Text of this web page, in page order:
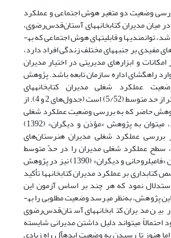
وضعیت دو متغیر هوش اجتماعی و عملکرد
در میان مدیران کتابخانه­های آستان‌قدس‌رضوی،
انجام شد. چنانکه بیان شد، توانمندی­ها و قابلیت­های هوش اجتماعی که به­
مفیدی بر جنبه­های مختلف زندگی افراد دارد،
امکانات و ابزارهای مدیریتی در اختیار مدیران
راهگشای اداره سازمان تابعه باشد. پژوهش
عملکرد شغلی مدیران کتابخانه­های
آستان‌قدس‌رضوی بالاتر از حد متوسط (5/52) است (جدول‌های 2 و 4). از
حاضر که به بررسی وضعیت عملکرد شغلی
مدیران پرداخته باشد، می­توان به پژوهش «مؤذن و دیگران» (1392)
عملکرد شغلی مدیران هنرستان‌های
سطح عملکرد شغلی مدیران را در حدّ متوسط
گزارش کردند. همچنین «فامیل­روحانی و دیگران» (1390) نیز در پژوهش
کتابداری بر عملکرد مدیران کتابخانه­ها تأکید
نمود که هر چند بر اساس آزمون این
متغیر و نتایج یافته­های این پژوهش، به‌نظر می­رسد وضعیت مطلوبی را به­
بین مدیران کتابخانه­های آستان‌قدس‌رضوی
می­تواند دلیل داشتن مدیرانی شایسته